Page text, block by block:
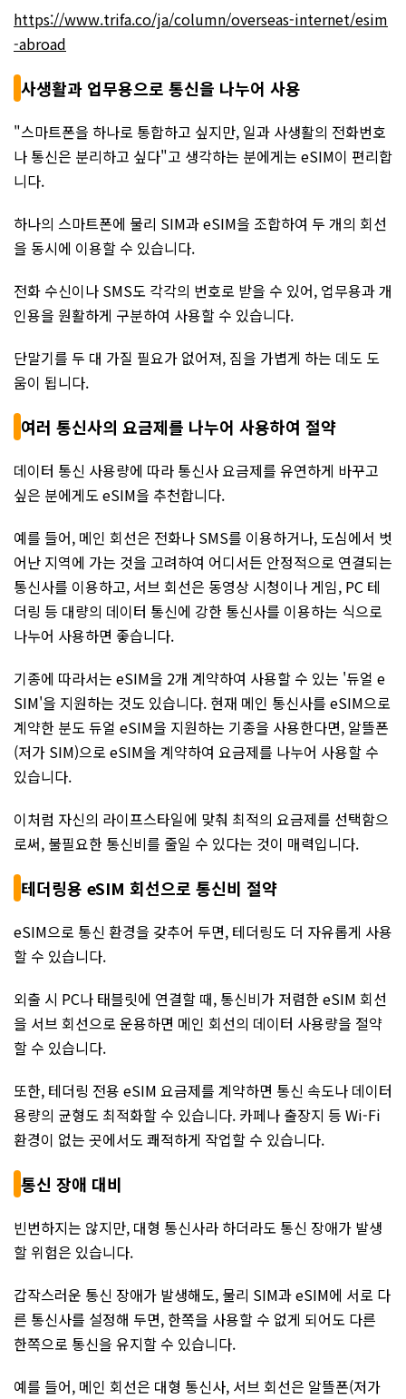
https://www.trifa.co/ja/column/overseas-internet/esim
-abroad
사생활과 업무용으로 통신을 나누어 사용
"스마트폰을 하나로 통합하고 싶지만, 일과 사생활의 전화번호
나 통신은 분리하고 싶다"고 생각하는 분에게는 eSIM이 편리합
니다.
하나의 스마트폰에 물리 SIM과 eSIM을 조합하여 두 개의 회선
을 동시에 이용할 수 있습니다.
전화 수신이나 SMS도 각각의 번호로 받을 수 있어, 업무용과 개
인용을 원활하게 구분하여 사용할 수 있습니다.
단말기를 두 대 가질 필요가 없어져, 짐을 가볍게 하는 데도 도
움이 됩니다.
여러 통신사의 요금제를 나누어 사용하여 절약
데이터 통신 사용량에 따라 통신사 요금제를 유연하게 바꾸고
싶은 분에게도 eSIM을 추천합니다.
예를 들어, 메인 회선은 전화나 SMS를 이용하거나, 도심에서 벗
어난 지역에 가는 것을 고려하여 어디서든 안정적으로 연결되는
통신사를 이용하고, 서브 회선은 동영상 시청이나 게임, PC 테
더링 등 대량의 데이터 통신에 강한 통신사를 이용하는 식으로
나누어 사용하면 좋습니다.
기종에 따라서는 eSIM을 2개 계약하여 사용할 수 있는 '듀얼 e
SIM'을 지원하는 것도 있습니다. 현재 메인 통신사를 eSIM으로
계약한 분도 듀얼 eSIM을 지원하는 기종을 사용한다면, 알뜰폰
(저가 SIM)으로 eSIM을 계약하여 요금제를 나누어 사용할 수
있습니다.
이처럼 자신의 라이프스타일에 맞춰 최적의 요금제를 선택함으
로써, 불필요한 통신비를 줄일 수 있다는 것이 매력입니다.
테더링용 eSIM 회선으로 통신비 절약
eSIM으로 통신 환경을 갖추어 두면, 테더링도 더 자유롭게 사용
할 수 있습니다.
외출 시 PC나 태블릿에 연결할 때, 통신비가 저렴한 eSIM 회선
을 서브 회선으로 운용하면 메인 회선의 데이터 사용량을 절약
할 수 있습니다.
또한, 테더링 전용 eSIM 요금제를 계약하면 통신 속도나 데이터
용량의 균형도 최적화할 수 있습니다. 카페나 출장지 등 Wi-Fi
환경이 없는 곳에서도 쾌적하게 작업할 수 있습니다.
통신 장애 대비
빈번하지는 않지만, 대형 통신사라 하더라도 통신 장애가 발생
할 위험은 있습니다.
갑작스러운 통신 장애가 발생해도, 물리 SIM과 eSIM에 서로 다
른 통신사를 설정해 두면, 한쪽을 사용할 수 없게 되어도 다른
한쪽으로 통신을 유지할 수 있습니다.
예를 들어, 메인 회선은 대형 통신사, 서브 회선은 알뜰폰(저가